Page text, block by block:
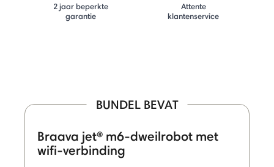
2 jaar beperkte
garantie
Attente
klantenservice
BUNDEL BEVAT
Braava jet® m6-dweilrobot met
wifi-verbinding